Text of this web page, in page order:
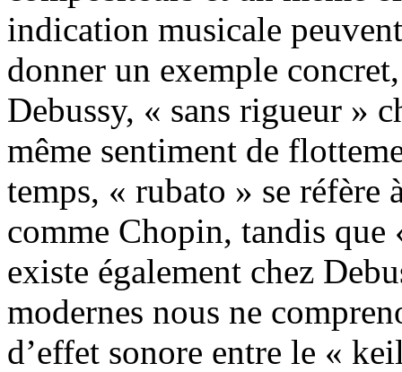
indication musicale
donner un exemple
Debussy, « sans rigueur »
même sentiment de
temps, « rubato » se réfère
comme Chopin, tandis que
existe également chez
modernes nous ne
d’effet sonore entre le «